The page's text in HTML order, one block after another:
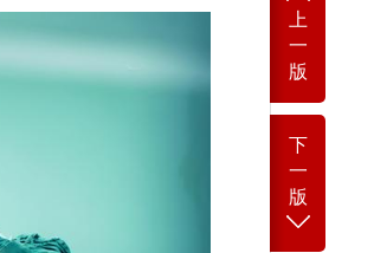
上
一
版
下
一
版